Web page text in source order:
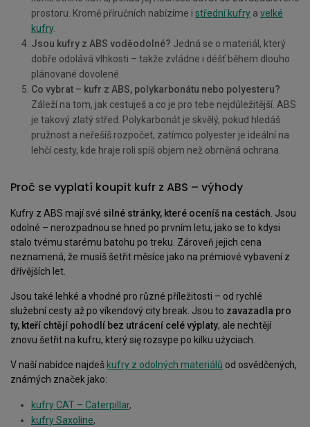
prostoru. Kromě příručních nabízíme i střední kufry a velké
kufry.
Jsou kufry z ABS voděodolné? Jedná se o materiál, který
dobře odolává vlhkosti – takže zvládne i déšť během dlouho
plánované dovolené.
Co vybrat – kufr z ABS, polykarbonátu nebo polyesteru?
Záleží na tom, jak cestuješ a co je pro tebe nejdůležitější. ABS
je takový zlatý střed. Polykarbonát je skvělý, pokud hledáš
pružnost a neřešíš rozpočet, zatímco polyester je ideální na
lehčí cesty, kde hraje roli spíš objem než obrněná ochrana.
Proč se vyplatí koupit kufr z ABS – výhody
Kufry z ABS mají své silné stránky, které oceníš na cestách. Jsou
odolné – nerozpadnou se hned po prvním letu, jako se to kdysi
stalo tvému starému batohu po treku. Zároveň jejich cena
neznamená, že musíš šetřit měsíce jako na prémiové vybavení z
dřívějších let.
Jsou také lehké a vhodné pro různé příležitosti – od rychlé
služební cesty až po víkendový city break. Jsou to zavazadla pro
ty, kteří chtějí pohodlí bez utrácení celé výplaty, ale nechtějí
znovu šetřit na kufru, který się rozsype po kilku użyciach.
V naší nabídce najdeš kufry z odolných materiálů od osvědčených,
známých značek jako:
kufry CAT – Caterpillar,
kufry Saxoline,